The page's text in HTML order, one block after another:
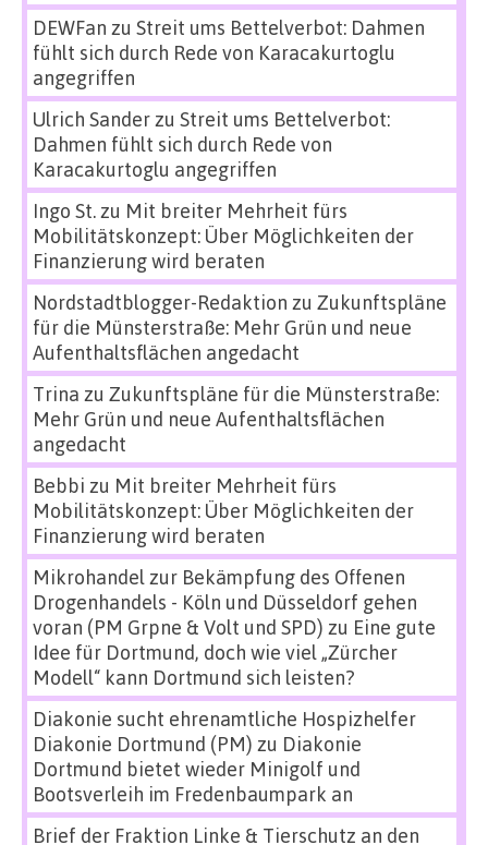
DEWFan zu Streit ums Bettelverbot: Dahmen
fühlt sich durch Rede von Karacakurtoglu
angegriffen
Ulrich Sanderzu Streit ums Bettelverbot:
Dahmen fühlt sich durch Rede von
Karacakurtoglu angegriffen
Ingo St.zu Mit breiter Mehrheit fürs
Mobilitätskonzept: Über Möglichkeiten der
Finanzierung wird beraten
Nordstadtblogger-Redaktion zu Zukunftspläne
für die Münsterstraße: Mehr Grün und neue
Aufenthaltsflächen angedacht
Trina zu Zukunftspläne für die Münsterstraße:
Mehr Grün und neue Aufenthaltsflächen
angedacht
Bebbi zu Mit breiter Mehrheit fürs
Mobilitätskonzept: Über Möglichkeiten der
Finanzierung wird beraten
Mikrohandel zur Bekämpfung des Offenen
Drogenhandels - Köln und Düsseldorf gehen
voran (PM Grpne & Volt und SPD) zu Eine gute
Idee für Dortmund, doch wie viel „Zürcher
Modell“ kann Dortmund sich leisten?
Diakonie sucht ehrenamtliche Hospizhelfer
Diakonie Dortmund (PM) zu Diakonie
Dortmund bietet wieder Minigolf und
Bootsverleih im Fredenbaumpark an
Brief der Fraktion Linke & Tierschutz an den